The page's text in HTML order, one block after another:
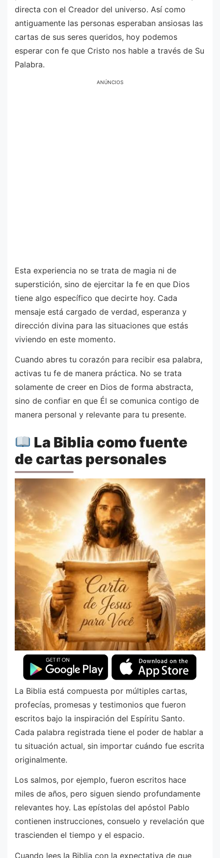
directa con el Creador del universo. Así como
antiguamente las personas esperaban ansiosas las
cartas de sus seres queridos, hoy podemos
esperar con fe que Cristo nos hable a través de Su
Palabra.
ANÚNCIOS
Esta experiencia no se trata de magia ni de
superstición, sino de ejercitar la fe en que Dios
tiene algo específico que decirte hoy. Cada
mensaje está cargado de verdad, esperanza y
dirección divina para las situaciones que estás
viviendo en este momento.
Cuando abres tu corazón para recibir esa palabra,
activas tu fe de manera práctica. No se trata
solamente de creer en Dios de forma abstracta,
sino de confiar en que Él se comunica contigo de
manera personal y relevante para tu presente.
La Biblia como fuente
de cartas personales
La Biblia está compuesta por múltiples cartas,
profecías, promesas y testimonios que fueron
escritos bajo la inspiración del Espíritu Santo.
Cada palabra registrada tiene el poder de hablar a
tu situación actual, sin importar cuándo fue escrita
originalmente.
Los salmos, por ejemplo, fueron escritos hace
miles de años, pero siguen siendo profundamente
relevantes hoy. Las epístolas del apóstol Pablo
contienen instrucciones, consuelo y revelación que
trascienden el tiempo y el espacio.
Cuando lees la Biblia con la expectativa de que